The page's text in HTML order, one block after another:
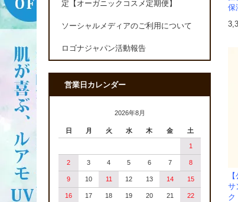
保
サ
ク
定【オーガニックコスメ定期便】
ソーシャルメディアのご利用について
ロゴナジャパン活動報告
営業日カレンダー
2026年8月
日 月 火 水 木 金 土
1
2 3 4 5 6 7 8
9 10 11 12 13 14 15
16 17 18 19 20 21 22